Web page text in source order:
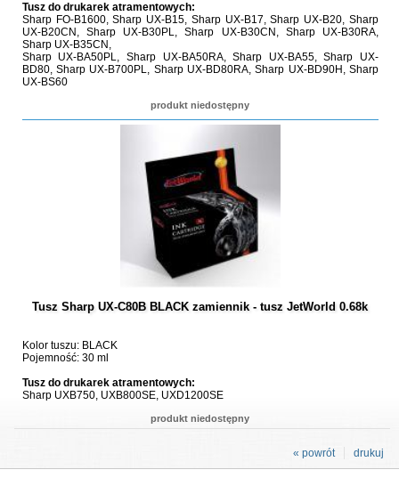
Tusz do drukarek atramentowych:
Sharp FO-B1600, Sharp UX-B15, Sharp UX-B17, Sharp UX-B20, Sharp
UX-B20CN, Sharp UX-B30PL, Sharp UX-B30CN, Sharp UX-B30RA,
Sharp UX-B35CN,
Sharp UX-BA50PL, Sharp UX-BA50RA, Sharp UX-BA55, Sharp UX-
BD80, Sharp UX-B700PL, Sharp UX-BD80RA, Sharp UX-BD90H, Sharp
UX-BS60
produkt niedostępny
Tusz Sharp UX-C80B BLACK zamiennik - tusz JetWorld 0.68k
Kolor tuszu: BLACK
Pojemność: 30 ml
Tusz do drukarek atramentowych:
Sharp UXB750, UXB800SE, UXD1200SE
produkt niedostępny
drukuj
« powrót